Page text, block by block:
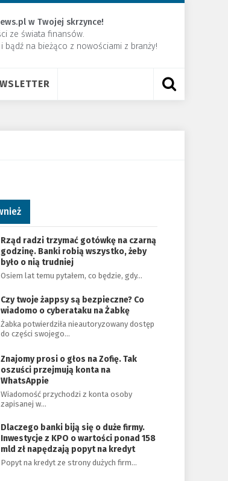
w Twojej skrzynce!
ze świata finansów.
​i bądź na bieżąco z nowościami z branży!
Rząd radzi trzymać gotówkę na czarną
godzinę. Banki robią wszystko, żeby
było o nią trudniej
Osiem lat temu pytałem, co będzie, gdy…
Czy twoje żappsy są bezpieczne? Co
wiadomo o cyberataku na Żabkę
Żabka potwierdziła nieautoryzowany dostęp
do części swojego…
Znajomy prosi o głos na Zofię. Tak
oszuści przejmują konta na
WhatsAppie
Wiadomość przychodzi z konta osoby
zapisanej w…
Dlaczego banki biją się o duże firmy.
Inwestycje z KPO o wartości ponad 158
mld zł napędzają popyt na kredyt
Popyt na kredyt ze strony dużych firm…